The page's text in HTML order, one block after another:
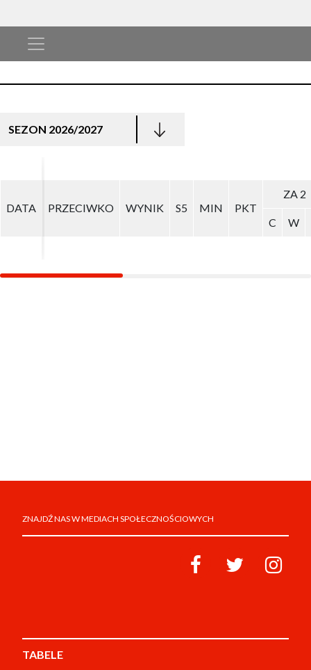
SEZON 2026/2027
DATA PRZECIWKO WYNIK S5 MIN PKT
ZA 2
C W
DATA PRZECIWKO WYNIK S5 MIN PKT
ZA 2
C W
ZNAJDŹ NAS W MEDIACH SPOŁECZNOŚCIOWYCH
TABELE